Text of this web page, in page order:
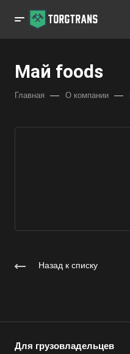
Май foods
Главная — О компании —
Назад к списку
Для грузовладельцев